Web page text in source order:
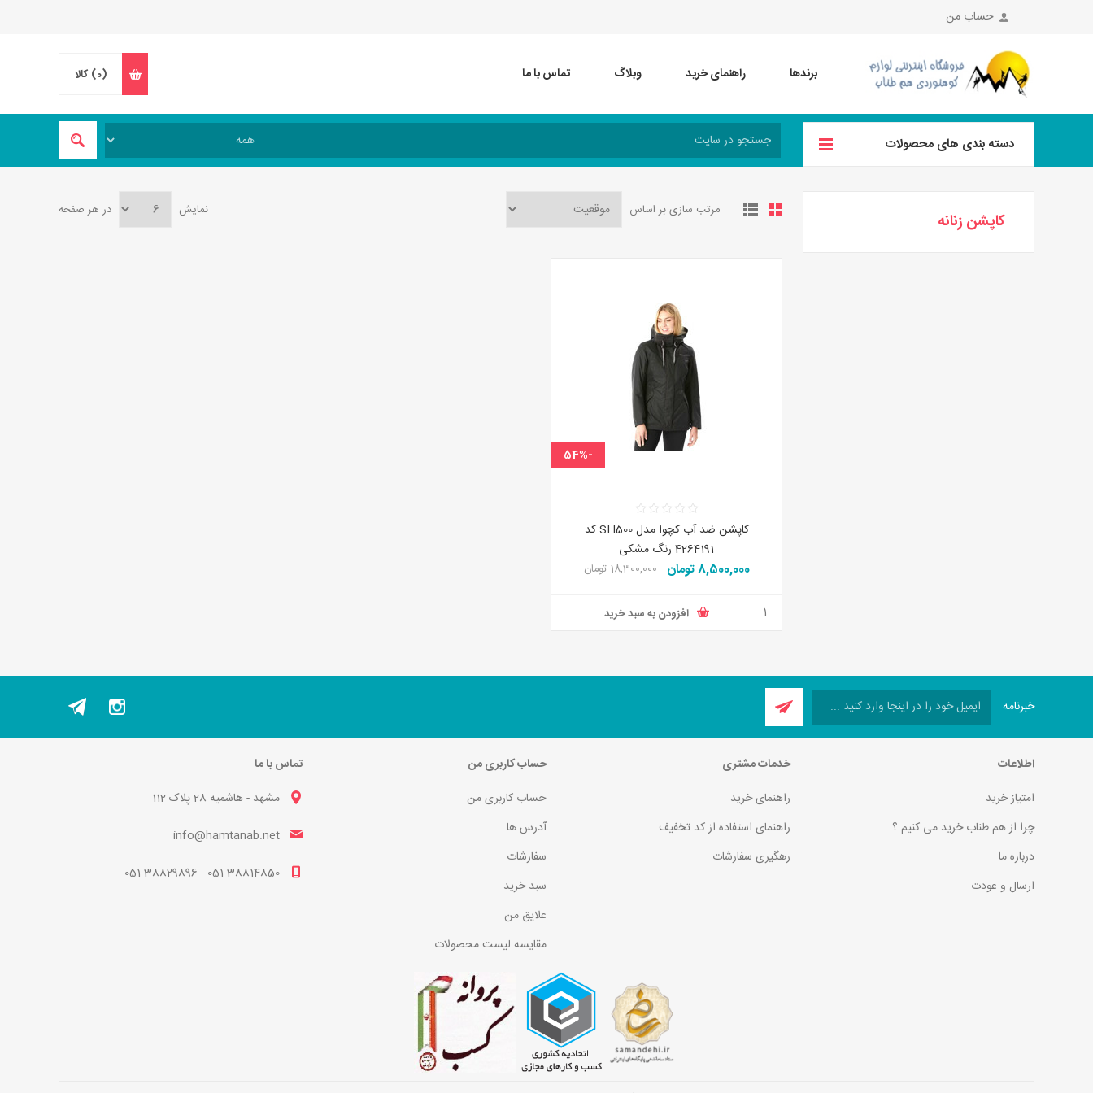
حساب من
برندها راهنمای خرید وبلاگ تماس با ما (0) کالا
دسته بندی های محصولات
مرتب سازی بر اساس نمایش در هر صفحه
-54%
کاپشن ضد آب کچوا مدل SH500 کد
4264191 رنگ مشکی
8,500,000 تومان 18,300,000 تومان
افزودن به سبد خرید
کاپشن زنانه
خبرنامه
اطلاعات
امتیاز خرید
چرا از هم طناب خرید می کنیم ؟
درباره ما
ارسال و عودت
خدمات مشتری
راهنمای خرید
راهنمای استفاده از کد تخفیف
رهگیری سفارشات
حساب کاربری من
حساب کاربری من
آدرس ها
سفارشات
سبد خرید
علایق من
مقایسه لیست محصولات
تماس با ما
مشهد - هاشمیه 28 پلاک 112
info@hamtanab.net
38814850 051 - 38829896 051